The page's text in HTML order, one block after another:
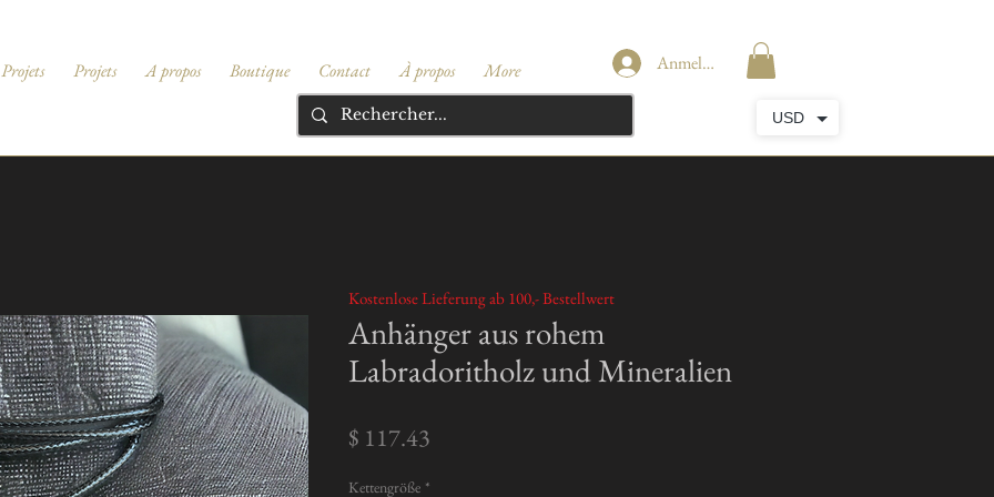
Projets Projets A propos Boutique Contact À propos More Anmelden
Anhänger aus rohem
Labradoritholz und Mineralien
$ 117.43
Kettengröße *
Kostenlose Lieferung ab 100,- Bestellwert
USD